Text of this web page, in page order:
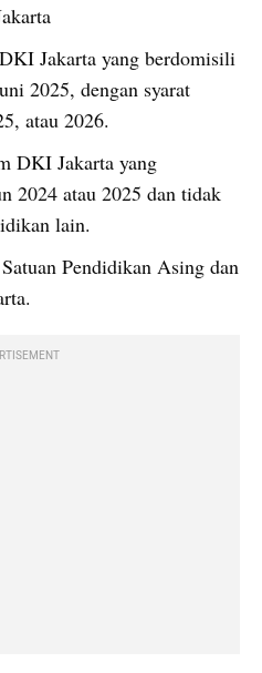
Jakarta yang berdomisili
2025, dengan syarat
atau 2026.
DKI Jakarta yang
2024 atau 2025 dan tidak
lain.
Pendidikan Asing dan